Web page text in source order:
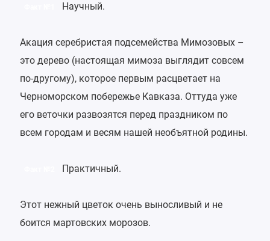
Научный.
Акация серебристая подсемейства Мимозовых –
это дерево (настоящая мимоза выглядит совсем
по-другому), которое первым расцветает на
Черноморском побережье Кавказа. Оттуда уже
его веточки развозятся перед праздником по
всем городам и весям нашей необъятной родины.
Практичный.
Этот нежный цветок очень выносливый и не
боится мартовских морозов.